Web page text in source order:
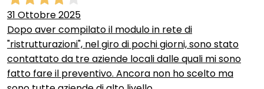
31 Ottobre 2025
Dopo aver compilato il modulo in rete di
"ristrutturazioni", nel giro di pochi giorni, sono stato
contattato da tre aziende locali dalle quali mi sono
fatto fare il preventivo. Ancora non ho scelto ma